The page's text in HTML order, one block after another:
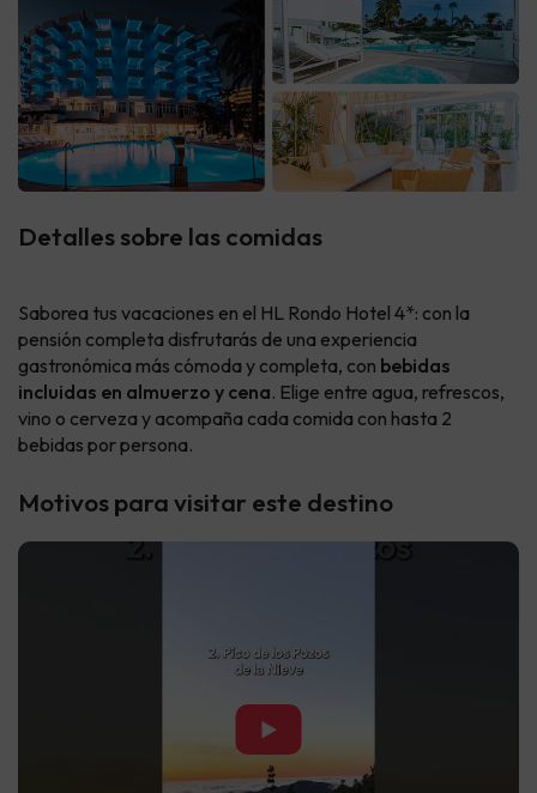
Detalles sobre las comidas
Saborea tus vacaciones en el HL Rondo Hotel 4*: con la
pensión completa disfrutarás de una experiencia
gastronómica más cómoda y completa, con bebidas
incluidas en almuerzo y cena. Elige entre agua, refrescos,
vino o cerveza y acompaña cada comida con hasta 2
bebidas por persona.
Motivos para visitar este destino
▶